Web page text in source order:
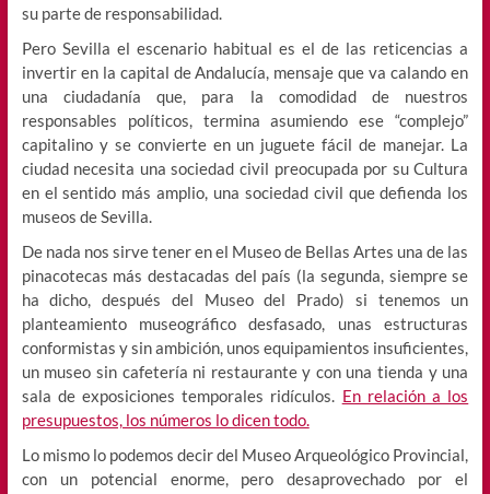
su parte de responsabilidad.
Pero Sevilla el escenario habitual es el de las reticencias a
invertir en la capital de Andalucía, mensaje que va calando en
una ciudadanía que, para la comodidad de nuestros
responsables políticos, termina asumiendo ese “complejo”
capitalino y se convierte en un juguete fácil de manejar. La
ciudad necesita una sociedad civil preocupada por su Cultura
en el sentido más amplio, una sociedad civil que defienda los
museos de Sevilla.
De nada nos sirve tener en el Museo de Bellas Artes una de las
pinacotecas más destacadas del país (la segunda, siempre se
ha dicho, después del Museo del Prado) si tenemos un
planteamiento museográfico desfasado, unas estructuras
conformistas y sin ambición, unos equipamientos insuficientes,
un museo sin cafetería ni restaurante y con una tienda y una
sala de exposiciones temporales ridículos. En relación a los
presupuestos, los números lo dicen todo.
Lo mismo lo podemos decir del Museo Arqueológico Provincial,
con un potencial enorme, pero desaprovechado por el